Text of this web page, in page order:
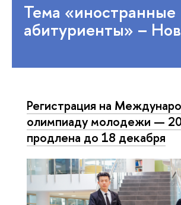
Тема «иностранные
абитуриенты» –
Регистрация на
олимпиаду молодежи —
продлена до 18 декабря